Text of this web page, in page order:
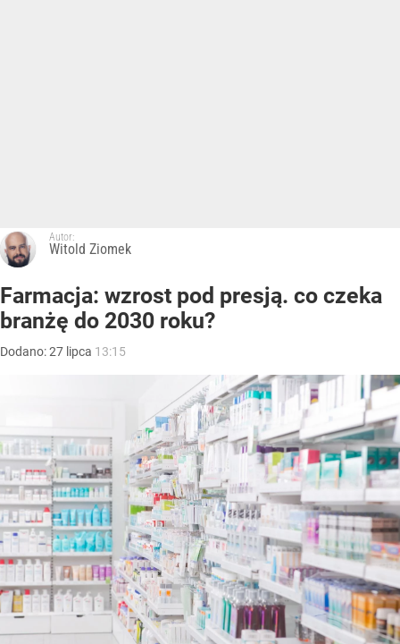
Autor:
Witold Ziomek
Farmacja: wzrost pod presją. co czeka
branżę do 2030 roku?
Dodano:27 lipca 13:15